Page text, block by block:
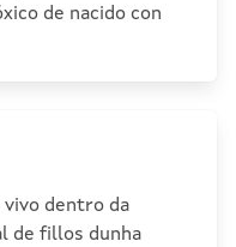
de nacido con
vivo dentro da
de fillos dunha